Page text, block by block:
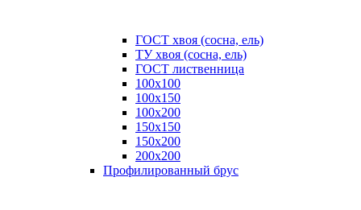
ГОСТ хвоя (сосна, ель)
ТУ хвоя (сосна, ель)
ГОСТ лиственница
100х100
100х150
100х200
150х150
150х200
200х200
Профилированный брус